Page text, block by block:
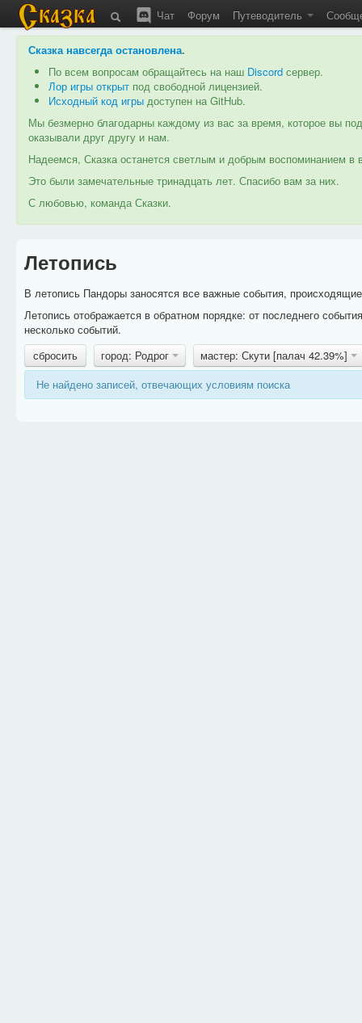
Чат Форум Путеводитель
Сказка навсегда остановлена.
По всем вопросам обращайтесь на наш Discord сервер.
Лор игры открыт под свободной лицензией.
Исходный код игры доступен на GitHub.
Мы безмерно благодарны каждому из вас за время, которое вы
оказывали друг другу и нам.
Надеемся, Сказка останется светлым и добрым воспоминанием
Это были замечательные тринадцать лет. Спасибо вам за них.
С любовью, команда Сказки.
Летопись
В летопись Пандоры заносятся все важные события,
Летопись отображается в обратном порядке: от последнего
несколько событий.
сбросить
город: Родрог
мастер: Скути [палач 42.39%]
Не найдено записей, отвечающих условиям поиска